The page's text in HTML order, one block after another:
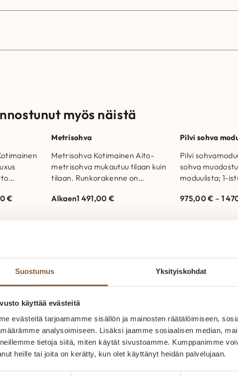
Suostumus Yksityiskohdat
käyttää evästeitä
evästeitä tarjoamamme sisällön ja mainosten räätälöimiseen,
analysoimiseen. Lisäksi jaamme sosiaalisen median,
tietoja siitä, miten käytät sivustoamme. Kumppanimme
heille tai joita on kerätty, kun olet käyttänyt heidän palvelujaan.
myös näistä
€
Metrisohva
Metrisohva Kotimainen Aito-
metrisohva mukautuu tilaan kuin
tilaan. Runkorakenne on
Istuinpehmusteena HR50-
Alkaen1 491,00€
Pilvi sohva
Pilvi
sohva
moduulista; 1-
on saatavilla eri
975,00€ – 1
Aitokaluste – aidosti
tekee huonekalut sohvista sänkyihin paremmin –